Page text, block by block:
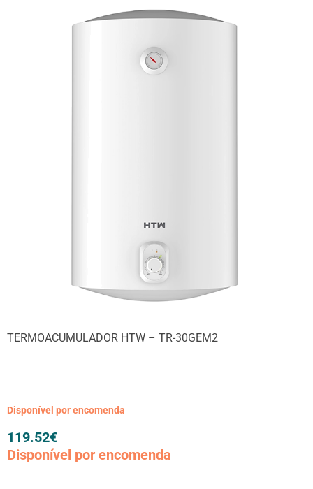
TERMOACUMULADOR HTW – TR-30GEM2
Disponível por encomenda
119.52€
Disponível por encomenda